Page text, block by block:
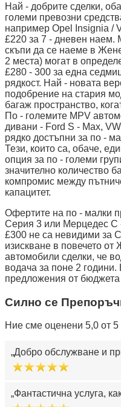
Най - добрите сделки,
големи превозни
например Opel Insignia /
£220 за 7 - дневен наем.
скъпи да се наеме в
2 места) могат в
£280 - 300 за една
рядкост. Най - новата
подобрение на стария
багаж пространство,
По - големите MPV
дивани - Ford S - Max,
рядко достъпни за по -
Тези, които са, обаче,
опция за по - големи
значително количество
компромис между
капацитет.
Офертите на по - малки
Серия 3 или Мерцедес C
£300 не са невидими за
изискване в повечето
автомобили сделки, че
водача за поне 2 години.
предложения от бюджета
Силно се
Ние сме оценени 5,0 от
Добро обслужване и
Фантастична услуга,